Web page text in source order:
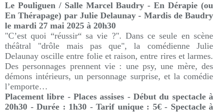
Le Pouliguen / Salle Marcel Baudry- En Dérapie (ou
En Thérapage) par Julie Delaunay - Mardis de Baudry
le mardi 27 mai 2025 à 20h30
"C’est quoi “réussir“ sa vie ?". Dans ce seule en scène
théâtral "drôle mais pas que", la comédienne Julie
Delaunay oscille entre folie et raison, entre rires et larmes.
Des personnages prennent vie : une psy, une mère, des
démons intérieurs, un personnage surprise, et la comédie
l’emporte…
Placement libre - Places assises - Début du spectacle à
20h30 - Durée : 1h30 - Tarif unique : 5€ - Spectacle à